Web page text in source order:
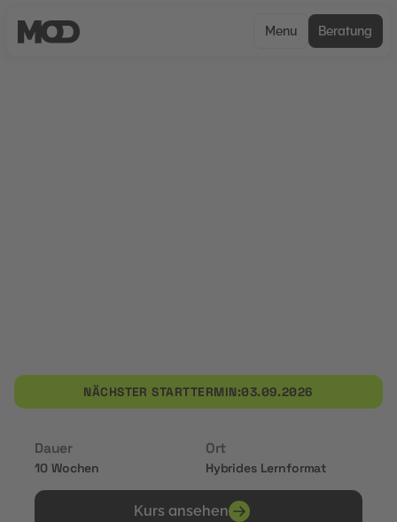
Menu Beratung
NÄCHSTER STARTTERMIN:03.09.2026
Dauer
10 Wochen
Ort
Hybrides Lernformat
Kurs ansehen